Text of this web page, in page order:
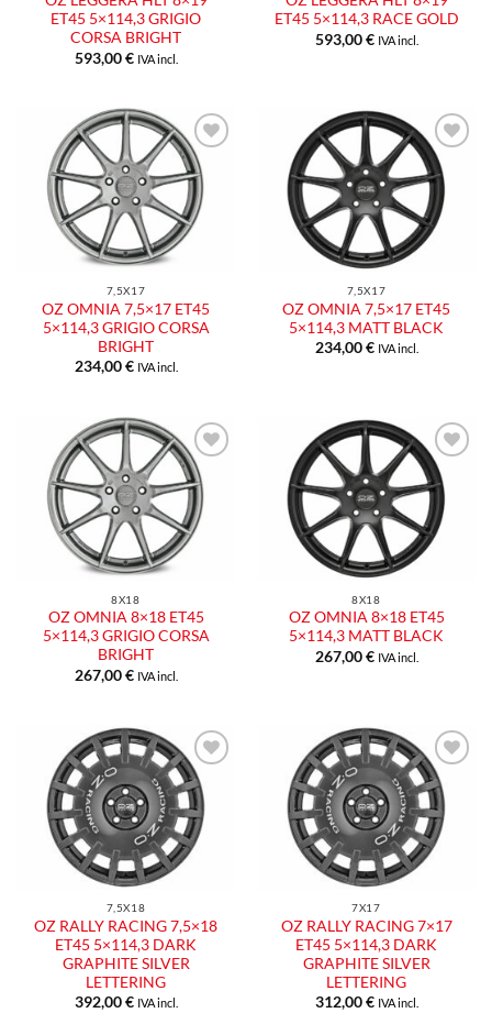
ET45 5×114,3 GRIGIO
CORSA BRIGHT
593,00€ IVA incl.
ET45 5×114,3 RACE GOLD
593,00€ IVA incl.
7,5X17
OZ OMNIA 7,5×17 ET45
5×114,3 GRIGIO CORSA
BRIGHT
234,00€ IVA incl.
7,5X17
OZ OMNIA 7,5×17 ET45
5×114,3 MATT BLACK
234,00€ IVA incl.
8X18
OZ OMNIA 8×18 ET45
5×114,3 GRIGIO CORSA
BRIGHT
267,00€ IVA incl.
8X18
OZ OMNIA 8×18 ET45
5×114,3 MATT BLACK
267,00€ IVA incl.
7,5X18
OZ RALLY RACING 7,5×18
ET45 5×114,3 DARK
GRAPHITE SILVER
LETTERING
392,00€ IVA incl.
7X17
OZ RALLY RACING 7×17
ET45 5×114,3 DARK
GRAPHITE SILVER
LETTERING
312,00€ IVA incl.